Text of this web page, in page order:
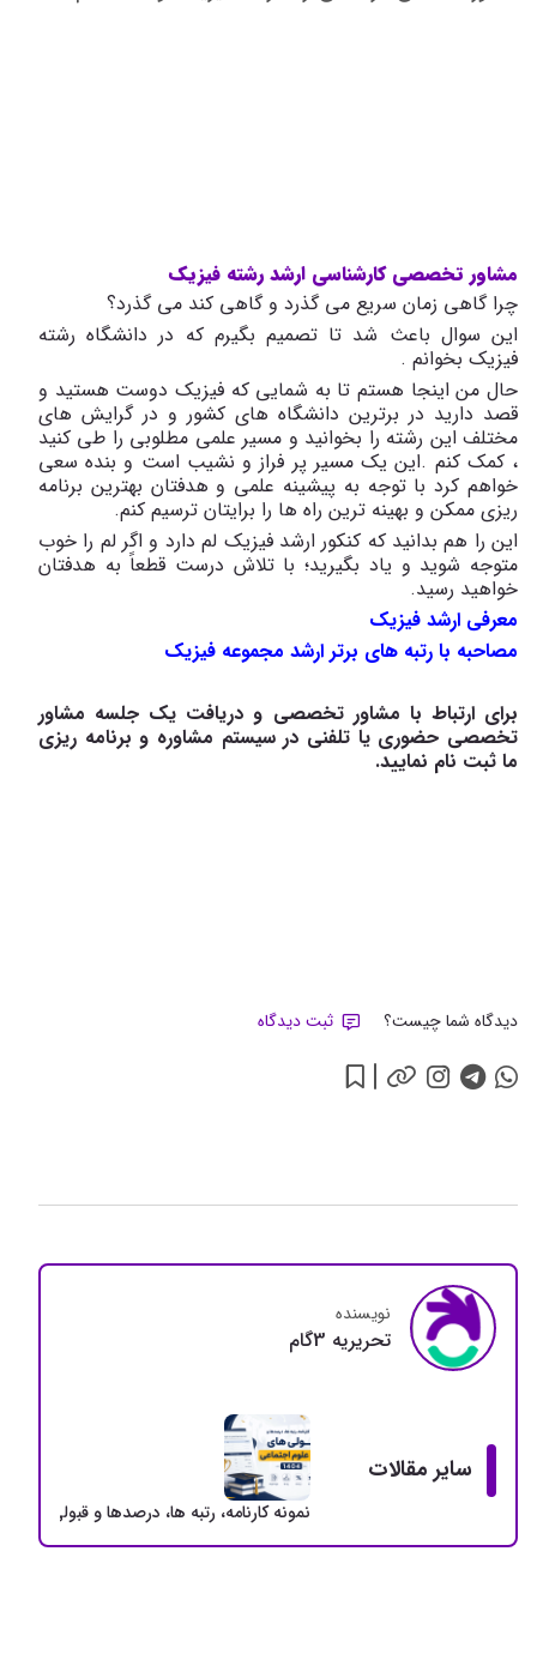
مشاور تخصصی کارشناسی ارشد رشته فیزیک
چرا گاهی زمان سریع می گذرد و گاهی کند می گذرد؟
این سوال باعث شد تا تصمیم بگیرم که در دانشگاه رشته
فیزیک بخوانم .
حال من اینجا هستم تا به شمایی که فیزیک دوست هستید و
قصد دارید در برترین دانشگاه های کشور و در گرایش های
مختلف این رشته را بخوانید و مسیر علمی مطلوبی را طی کنید
، کمک کنم .این یک مسیر پر فراز و نشیب است و بنده سعی
خواهم کرد با توجه به پیشینه علمی و هدفتان بهترین برنامه
ریزی ممکن و بهینه ترین راه ها را برایتان ترسیم کنم.
این را هم بدانید که کنکور ارشد فیزیک لم دارد و اگر لم را خوب
متوجه شوید و یاد بگیرید؛ با تلاش درست قطعاً به هدفتان
خواهید رسید.
معرفی ارشد فیزیک
مصاحبه با رتبه های برتر ارشد مجموعه فیزیک
برای ارتباط با مشاور تخصصی و دریافت یک جلسه مشاور
تخصصی حضوری یا تلفنی در سیستم مشاوره و برنامه ریزی
ما ثبت نام نمایید.
دیدگاه شما چیست؟ ثبت دیدگاه
نویسنده
تحريريه 3گام
سایر مقالات
نمونه کارنامه، رتبه ها، درصدها و قبولی های